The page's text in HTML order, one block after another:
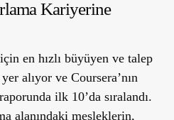
Kariyerine
en hızlı büyüyen ve talep
alıyor ve Coursera’nın
ilk 10’da sıralandı.
alanındaki mesleklerin,